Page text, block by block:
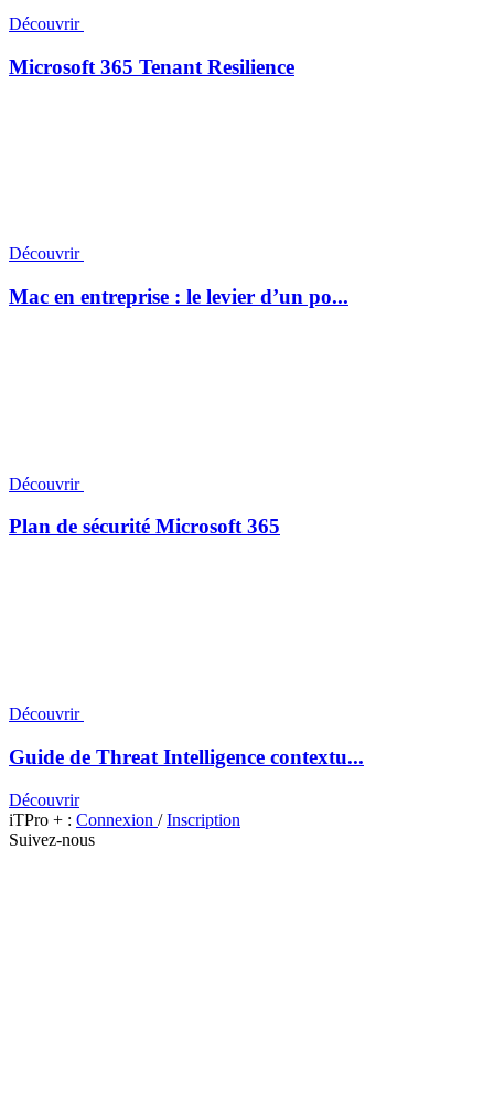
Découvrir
Microsoft 365 Tenant Resilience
Découvrir
Mac en entreprise : le levier d’un po...
Découvrir
Plan de sécurité Microsoft 365
Découvrir
Guide de Threat Intelligence contextu...
Découvrir
iTPro + : Connexion /Inscription
Suivez-nous